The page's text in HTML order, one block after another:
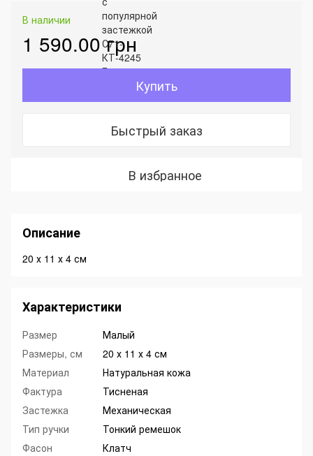
В наличии
1 590.00 грн
Купить
Быстрый заказ
В избранное
Описание
20 х 11 х 4 см
Характеристики
Размер
Малый
Размеры, см
20 х 11 х 4 см
Материал
Натуральная кожа
Фактура
Тисненая
Застежка
Механическая
Тип ручки
Тонкий ремешок
Фасон
Клатч